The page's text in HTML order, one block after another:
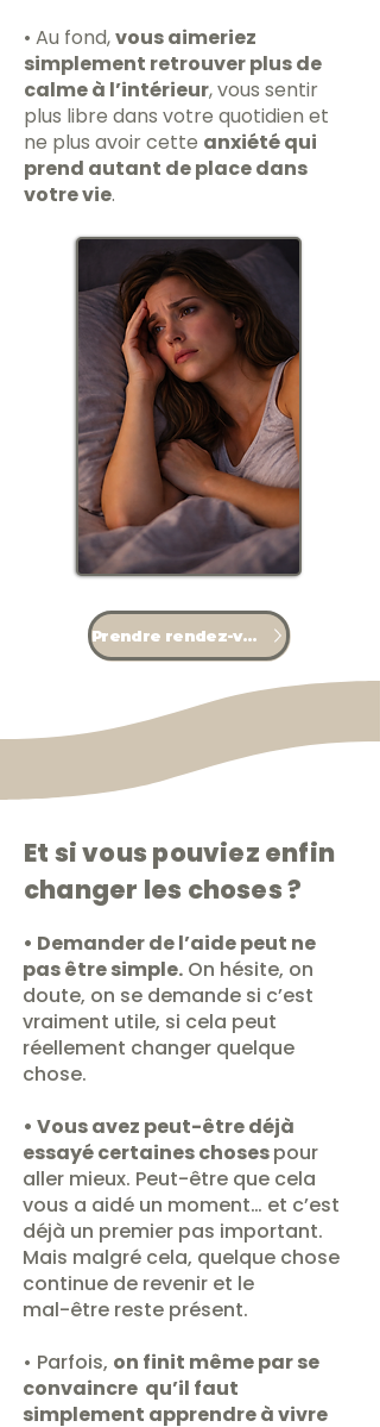
• Au fond,vous aimeriez
simplement retrouver plus de
calme à l’intérieur, vous sentir
plus libre dans votre quotidien et
ne plus avoir cette anxiété qui
prend autant de place dans
votre vie.
Prendre rendez-vous
Et si vous pouviez enfin
changer les choses ?
• Demander de l’aide peut ne
pas être simple. On hésite, on
doute, on se demande si c’est
vraiment utile, si cela peut
réellement changer quelque
chose.
• Vous avez peut-être déjà
essayé certaines chosespour
aller mieux. Peut-être que cela
vous a aidé un moment… et c’est
déjà un premier pas important.
Mais malgré cela, quelque chose
continue de revenir et le
mal-être reste présent.
• Parfois, on finit même par se
convaincre qu’il faut
simplement apprendre à vivre